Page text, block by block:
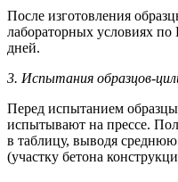
После изготовления
лабораторных условиях
дней.
3. Испытания образцов-
Перед испытанием
испытывают на прессе.
в таблицу, выводя
(участку бетона